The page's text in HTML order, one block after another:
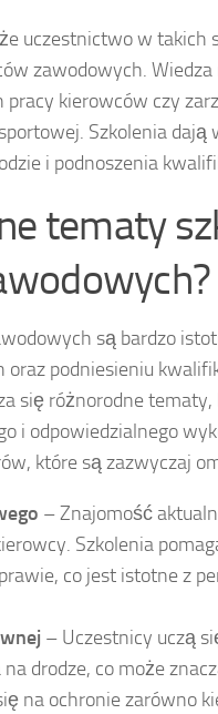
uczestnictwo w takich
zawodowych.
kierowców czy
Szkolenia
i podnoszenia
tematy
są bardzo
oraz podniesieniu
się różnorodne
i odpowiedzialnego
które są zazwyczaj
– Znajomość
Szkolenia
co jest istotne z
– Uczestnicy uczą
drodze, co może
na ochronie zarówno